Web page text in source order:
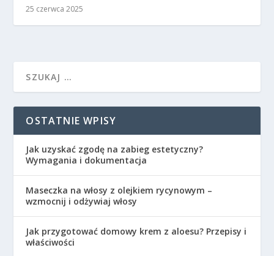
25 czerwca 2025
OSTATNIE WPISY
Jak uzyskać zgodę na zabieg estetyczny?
Wymagania i dokumentacja
Maseczka na włosy z olejkiem rycynowym –
wzmocnij i odżywiaj włosy
Jak przygotować domowy krem z aloesu? Przepisy i
właściwości